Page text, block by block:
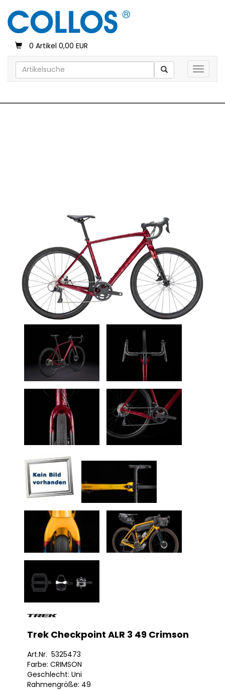
0 Artikel 0,00 EUR
Toggle
Trek Checkpoint ALR 3 49 Crimson
Art.Nr. 5325473
Farbe: CRIMSON
Geschlecht: Uni
Rahmengröße: 49